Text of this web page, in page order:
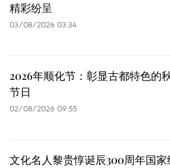
精彩纷呈
03/08/2026 03:34
2026年顺化节：彰显古都特色的
节日
02/08/2026 09:55
文化名人黎贵惇诞辰300周年国家